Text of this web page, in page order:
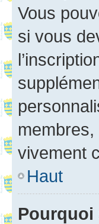
Vous
si vous
membres,
vivement
Haut
Pourquoi